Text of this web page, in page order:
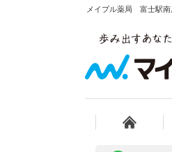
メイプル薬局 富士駅南